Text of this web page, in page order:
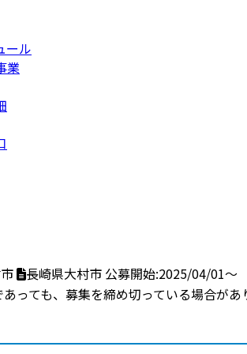
ール
業
長崎県大村市 公募開始:2025/04/01～
っても、募集を締め切っている場合があ